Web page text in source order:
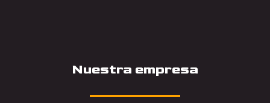
Nuestra empresa